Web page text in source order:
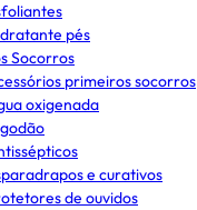
pés
Socorros
primeiros socorros
oxigenada
e curativos
de ouvidos